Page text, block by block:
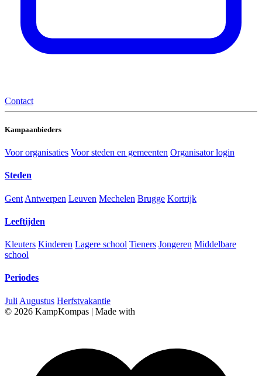
Contact
Kampaanbieders
Voor organisaties Voor steden en gemeenten Organisator login
Steden
Gent Antwerpen Leuven Mechelen Brugge Kortrijk
Leeftijden
Kleuters Kinderen Lagere school Tieners Jongeren Middelbare
school
Periodes
Juli Augustus Herfstvakantie
© 2026 KampKompas | Made with